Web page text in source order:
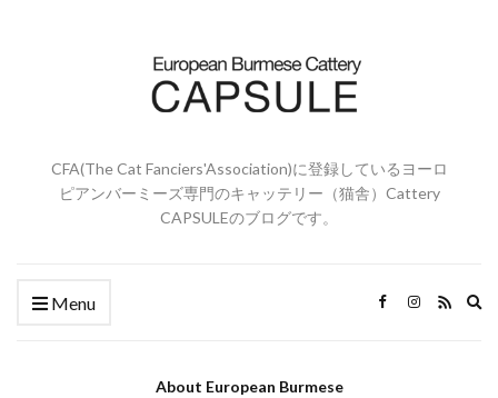
CFA(The Cat Fanciers'Association)に登録しているヨーロ
ピアンバーミーズ専門のキャッテリー（猫舎）Cattery
CAPSULEのブログです。
Menu
About European Burmese